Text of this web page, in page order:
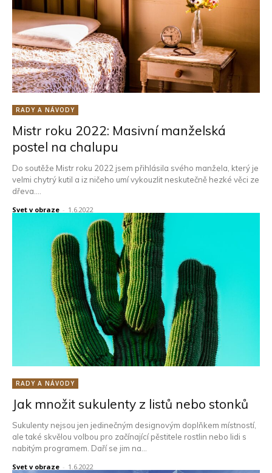
RADY A NÁVODY
Mistr roku 2022: Masivní manželská
postel na chalupu
Do soutěže Mistr roku 2022 jsem přihlásila svého manžela, který je
velmi chytrý kutil a iz ničeho umí vykouzlit neskutečně hezké věci ze
dřeva....
Svet v obraze - 1.6.2022
RADY A NÁVODY
Jak množit sukulenty z listů nebo stonků
Sukulenty nejsou jen jedinečným designovým doplňkem místností,
ale také skvělou volbou pro začínající pěstitele rostlin nebo lidi s
nabitým programem. Daří se jim na...
Svet v obraze - 1.6.2022